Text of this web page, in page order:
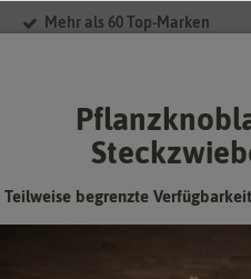
Mehr als 60 Top-Marken
Teilweise begrenzte